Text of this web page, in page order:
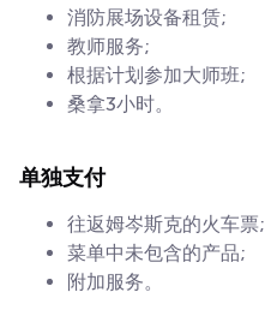
消防展场设备租赁;
教师服务;
根据计划参加大师班;
桑拿3小时。
单独支付
往返姆岑斯克的火车票;
菜单中未包含的产品;
附加服务。